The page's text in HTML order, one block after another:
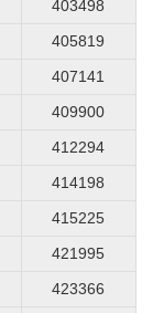
403498
405819
407141
409900
412294
414198
415225
421995
423366